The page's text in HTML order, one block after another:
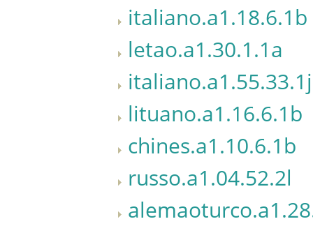
italiano.a1.18.6.1b
letao.a1.30.1.1a
italiano.a1.55.33.1j
lituano.a1.16.6.1b
chines.a1.10.6.1b
russo.a1.04.52.2l